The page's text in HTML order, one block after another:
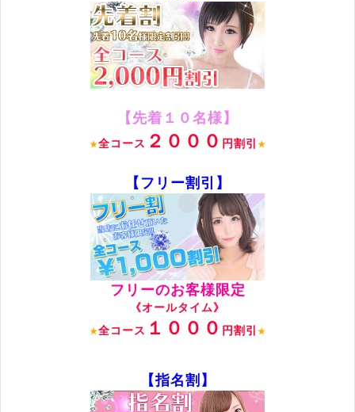
【先着１０名様】
★全コース ２０００ 円割引 ★
【フリー割引】
フリーのお客様限定
《オールタイム》
★全コース １０００ 円割引 ★
【指名割】